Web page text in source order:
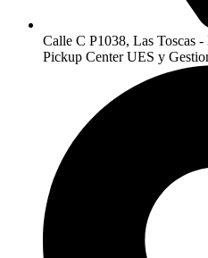
Calle C P1038, Las Toscas
Pickup Center UES y